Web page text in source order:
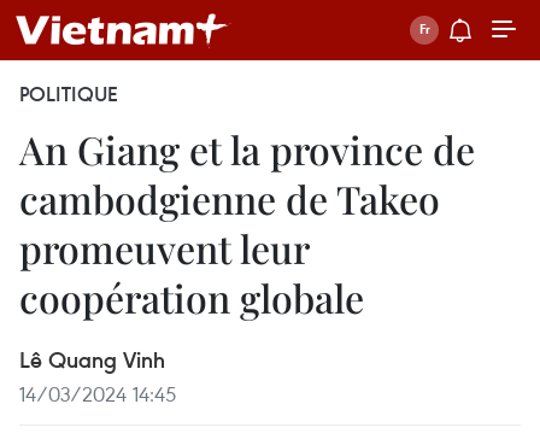
POLITIQUE
An Giang et la province de
cambodgienne de Takeo
promeuvent leur
coopération globale
Lê Quang Vinh
14/03/2024 14:45